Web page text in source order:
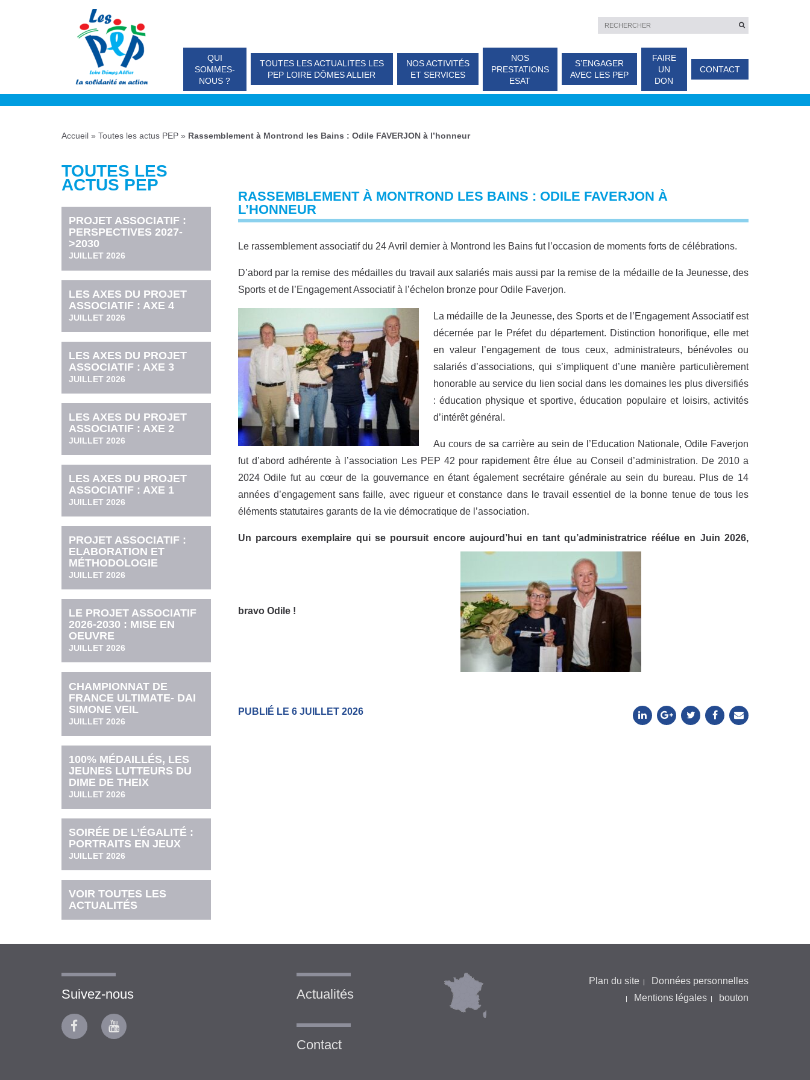
QUI
SOMMES-
NOUS ?
TOUTES LES ACTUALITES LES
PEP LOIRE DÔMES ALLIER
NOS ACTIVITÉS
ET SERVICES
NOS
PRESTATIONS
ESAT
S’ENGAGER
AVEC LES PEP
FAIRE
UN
DON
CONTACT
Accueil » Toutes les actus PEP » Rassemblement à Montrond les Bains : Odile FAVERJON à l’honneur
TOUTES LES
ACTUS PEP
PROJET ASSOCIATIF :
PERSPECTIVES 2027-
>2030
JUILLET 2026
LES AXES DU PROJET
ASSOCIATIF : AXE 4
JUILLET 2026
LES AXES DU PROJET
ASSOCIATIF : AXE 3
JUILLET 2026
LES AXES DU PROJET
ASSOCIATIF : AXE 2
JUILLET 2026
LES AXES DU PROJET
ASSOCIATIF : AXE 1
JUILLET 2026
PROJET ASSOCIATIF :
ELABORATION ET
MÉTHODOLOGIE
JUILLET 2026
LE PROJET ASSOCIATIF
2026-2030 : MISE EN
OEUVRE
JUILLET 2026
CHAMPIONNAT DE
FRANCE ULTIMATE- DAI
SIMONE VEIL
JUILLET 2026
100% MÉDAILLÉS, LES
JEUNES LUTTEURS DU
DIME DE THEIX
JUILLET 2026
SOIRÉE DE L’ÉGALITÉ :
PORTRAITS EN JEUX
JUILLET 2026
VOIR TOUTES LES
ACTUALITÉS
RASSEMBLEMENT À MONTROND LES BAINS : ODILE FAVERJON À
L’HONNEUR
Le rassemblement associatif du 24 Avril dernier à Montrond les Bains fut l’occasion de moments forts de célébrations.
D’abord par la remise des médailles du travail aux salariés mais aussi par la remise de la médaille de la Jeunesse, des
Sports et de l’Engagement Associatif à l’échelon bronze pour Odile Faverjon.
La médaille de la Jeunesse, des Sports et de l’Engagement Associatif est
décernée par le Préfet du département. Distinction honorifique, elle met
en valeur l’engagement de tous ceux, administrateurs, bénévoles ou
salariés d’associations, qui s’impliquent d’une manière particulièrement
honorable au service du lien social dans les domaines les plus diversifiés
: éducation physique et sportive, éducation populaire et loisirs, activités
d’intérêt général.
Au cours de sa carrière au sein de l’Education Nationale, Odile Faverjon
fut d’abord adhérente à l’association Les PEP 42 pour rapidement être élue au Conseil d’administration. De 2010 a
2024 Odile fut au cœur de la gouvernance en étant également secrétaire générale au sein du bureau. Plus de 14
années d’engagement sans faille, avec rigueur et constance dans le travail essentiel de la bonne tenue de tous les
éléments statutaires garants de la vie démocratique de l’association.
Un parcours exemplaire qui se poursuit encore aujourd’hui en tant qu’administratrice réélue en Juin 2026,
bravo Odile !
PUBLIÉ LE 6 JUILLET 2026
Suivez-nous Actualités
Contact
Plan du site
Données personnelles
Mentions légales
bouton